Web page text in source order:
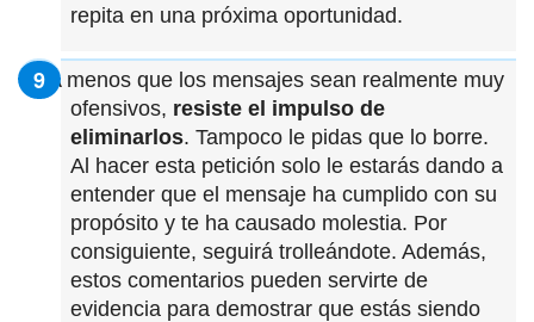
repita en una próxima oportunidad.
A menos que los mensajes sean realmente muy
ofensivos, resiste el impulso de
eliminarlos. Tampoco le pidas que lo borre.
Al hacer esta petición solo le estarás dando a
entender que el mensaje ha cumplido con su
propósito y te ha causado molestia. Por
consiguiente, seguirá trolleándote. Además,
estos comentarios pueden servirte de
evidencia para demostrar que estás siendo